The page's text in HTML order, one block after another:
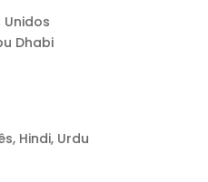
Unidos
Dhabi
Hindi, Urdu